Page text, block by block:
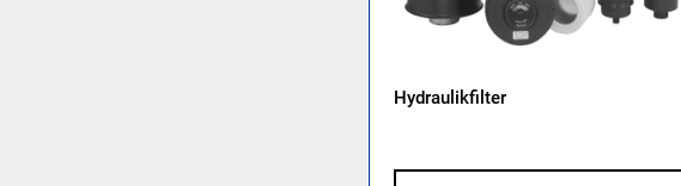
Hydraulikfilter